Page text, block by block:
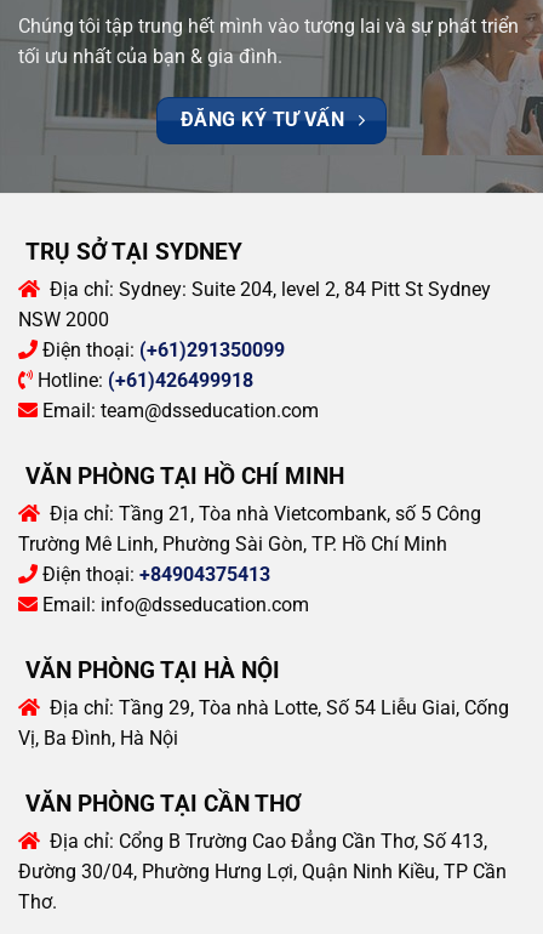
Chúng tôi tập trung hết mình vào tương lai và sự phát triển
tối ưu nhất của bạn & gia đình.
ĐĂNG KÝ TƯ VẤN
TRỤ SỞ TẠI SYDNEY
Địa chỉ: Sydney: Suite 204, level 2, 84 Pitt St Sydney
NSW 2000
Điện thoại: (+61)291350099
Hotline: (+61)426499918
Email: team@dsseducation.com
VĂN PHÒNG TẠI HỒ CHÍ MINH
Địa chỉ: Tầng 21, Tòa nhà Vietcombank, số 5 Công
Trường Mê Linh, Phường Sài Gòn, TP. Hồ Chí Minh
Điện thoại: +84904375413
Email: info@dsseducation.com
VĂN PHÒNG TẠI HÀ NỘI
Địa chỉ: Tầng 29, Tòa nhà Lotte, Số 54 Liễu Giai, Cống
Vị, Ba Đình, Hà Nội
VĂN PHÒNG TẠI CẦN THƠ
Địa chỉ: Cổng B Trường Cao Đẳng Cần Thơ, Số 413,
Đường 30/04, Phường Hưng Lợi, Quận Ninh Kiều, TP Cần
Thơ.